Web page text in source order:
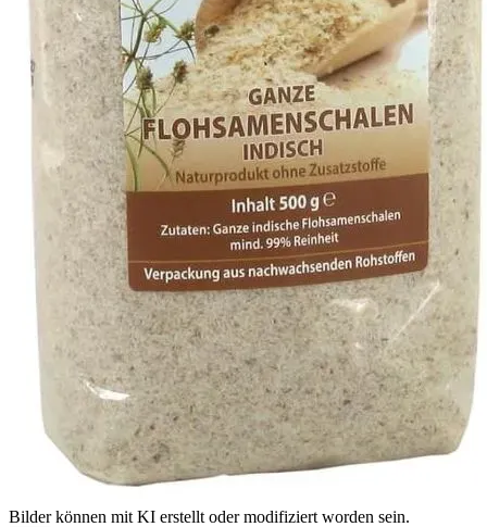
Bilder können mit KI erstellt oder modifiziert worden sein.